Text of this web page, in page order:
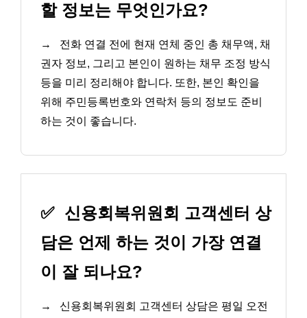
할 정보는 무엇인가요?
→
전화 연결 전에 현재 연체 중인 총 채무액, 채
권자 정보, 그리고 본인이 원하는 채무 조정 방식
등을 미리 정리해야 합니다. 또한, 본인 확인을
위해 주민등록번호와 연락처 등의 정보도 준비
하는 것이 좋습니다.
✅ 신용회복위원회 고객센터 상
담은 언제 하는 것이 가장 연결
이 잘 되나요?
→
신용회복위원회 고객센터 상담은 평일 오전